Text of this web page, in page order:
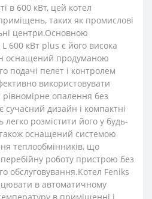
в 600 кВт, цей котел
таких як промислові
центри.Основною
600 кВт plus є його висока
оснащений продуманою
подачі пелет і контролем
використовувати
опалення без
сучасний дизайн і компактні
розмістити його у будь-
оснащений системою
теплообмінників, що
роботу пристрою без
обслуговування.Котел Feniks
в автоматичному
в приміщенні і